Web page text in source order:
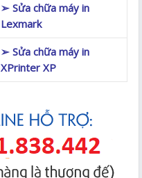
➢ Sửa chữa máy in
Lexmark
➢ Sửa chữa máy in
XPrinter XP